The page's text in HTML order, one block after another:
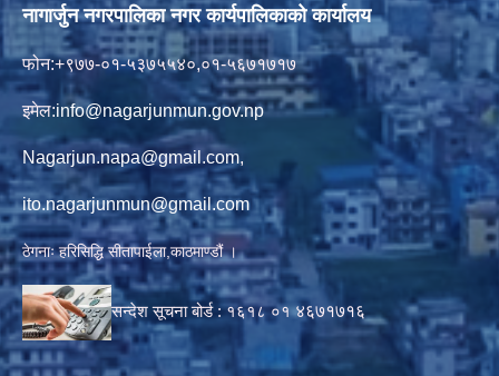
नागार्जुन नगरपालिका नगर कार्यपालिकाको कार्यालय
फोन:+९७७-०१-५३७५५४०,०१-५६७१७१७
इमेल:info@nagarjunmun.gov.np
Nagarjun.napa@gmail.com,
ito.nagarjunmun@gmail.com
ठेगनाः हरिसिद्धि सीतापाईला,काठमाण्डौं ।
सन्देश सूचना बोर्ड : १६१८ ०१४६७१७१६